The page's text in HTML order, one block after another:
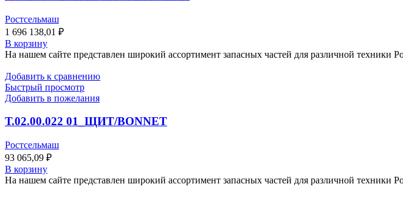
Ростсельмаш
1 696 138,01 ₽
В корзину
На нашем сайте представлен широкий ассортимент запасных частей для различной техники
Добавить к сравнению
Быстрый просмотр
Добавить в пожелания
Т.02.00.022 01_ЩИТ/BONNET
Ростсельмаш
93 065,09 ₽
В корзину
На нашем сайте представлен широкий ассортимент запасных частей для различной техники